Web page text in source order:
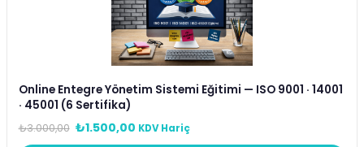
Online Entegre Yönetim Sistemi Eğitimi — ISO 9001 · 14001
· 45001 (6 Sertifika)
₺3.000,00 ₺1.500,00 KDV Hariç